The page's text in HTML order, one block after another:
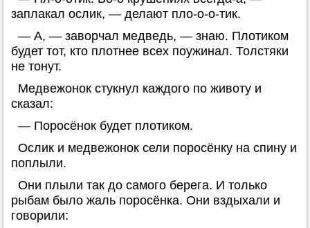
заплакал ослик, — делают пло-о-о-тик.
— А, — заворчал медведь, — знаю. Плотиком
будет тот, кто плотнее всех поужинал. Толстяки
не тонут.
Медвежонок стукнул каждого по животу и
сказал:
— Поросёнок будет плотиком.
Ослик и медвежонок сели поросёнку на спину и
поплыли.
Они плыли так до самого берега. И только
рыбам было жаль поросёнка. Они вздыхали и
говорили: